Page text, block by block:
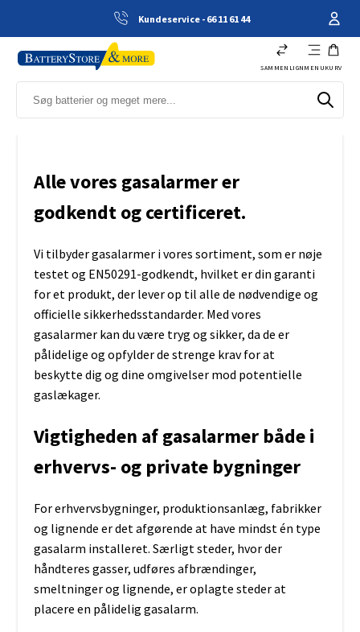
Kundeservice - 66 11 61 44
SAMMENLIGN MENU KURV
Alle vores gasalarmer er
godkendt og certificeret.
Vi tilbyder gasalarmer i vores sortiment, som er nøje
testet og EN50291-godkendt, hvilket er din garanti
for et produkt, der lever op til alle de nødvendige og
officielle sikkerhedsstandarder. Med vores
gasalarmer kan du være tryg og sikker, da de er
pålidelige og opfylder de strenge krav for at
beskytte dig og dine omgivelser mod potentielle
gaslækager.
Vigtigheden af gasalarmer både i
erhvervs- og private bygninger
For erhvervsbygninger, produktionsanlæg, fabrikker
og lignende er det afgørende at have mindst én type
gasalarm installeret. Særligt steder, hvor der
håndteres gasser, udføres afbrændinger,
smeltninger og lignende, er oplagte steder at
placere en pålidelig gasalarm.